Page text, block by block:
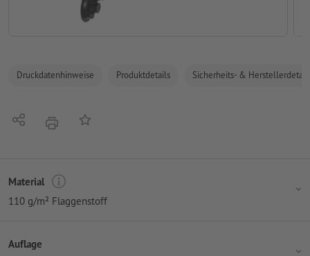
Druckdatenhinweise Produktdetails Sicherheits- &
Teilen DruckenAuf die Merkliste
Material
110 g/m² Flaggenstoff
Auflage